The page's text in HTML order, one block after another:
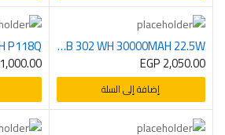
POWERBANK REGRSI PB 302 WH 30000MAH 22.5W
EGP2,050.00
إضافة إلى السلة
1,000.00